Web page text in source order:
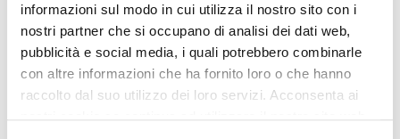
informazioni sul modo in cui utilizza il nostro sito con i
nostri partner che si occupano di analisi dei dati web,
pubblicità e social media, i quali potrebbero combinarle
con altre informazioni che ha fornito loro o che hanno
raccolto dal suo utilizzo dei loro servizi. Acconsenta ai